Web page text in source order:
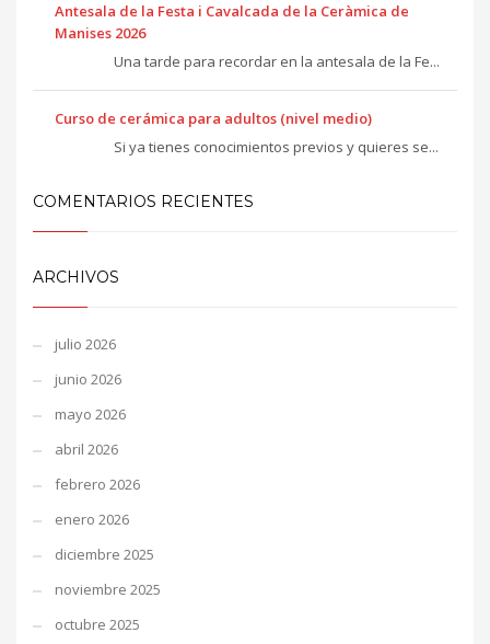
Antesala de la Festa i Cavalcada de la Ceràmica de
Manises 2026
Una tarde para recordar en la antesala de la Fe...
Curso de cerámica para adultos (nivel medio)
Si ya tienes conocimientos previos y quieres se...
COMENTARIOS RECIENTES
ARCHIVOS
julio 2026
junio 2026
mayo 2026
abril 2026
febrero 2026
enero 2026
diciembre 2025
noviembre 2025
octubre 2025